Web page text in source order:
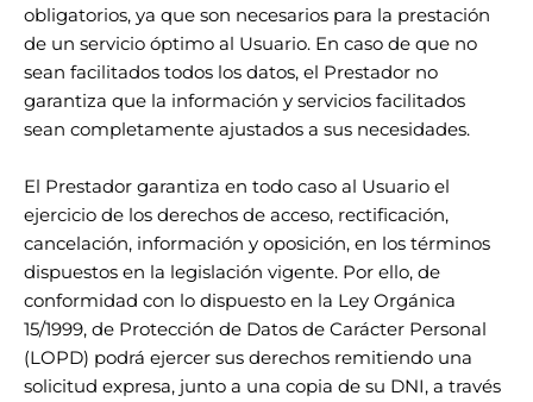
obligatorios, ya que son necesarios para la prestación
de un servicio óptimo al Usuario. En caso de que no
sean facilitados todos los datos, el Prestador no
garantiza que la información y servicios facilitados
sean completamente ajustados a sus necesidades.
El Prestador garantiza en todo caso al Usuario el
ejercicio de los derechos de acceso, rectificación,
cancelación, información y oposición, en los términos
dispuestos en la legislación vigente. Por ello, de
conformidad con lo dispuesto en la Ley Orgánica
15/1999, de Protección de Datos de Carácter Personal
(LOPD) podrá ejercer sus derechos remitiendo una
solicitud expresa, junto a una copia de su DNI, a través